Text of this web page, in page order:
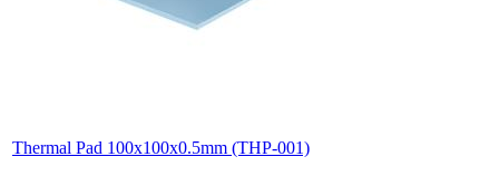
Thermal Pad 100x100x0.5mm (THP-001)